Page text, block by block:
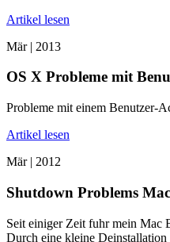
Artikel lesen
Mär | 2013
OS X Probleme mit
Probleme mit einem Benutzer-
Artikel lesen
Mär | 2012
Shutdown Problems
Seit einiger Zeit fuhr mein Mac
Durch eine kleine Deinstallation